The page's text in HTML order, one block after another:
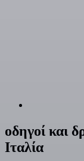
οδηγοί και
Ιταλία